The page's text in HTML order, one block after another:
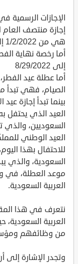
الإجازات الرسمية في
إجازة منتصف العام
هي من 1/2/2022 إلى 18/1/2022.
إلى 8/29/2022
أما عطلة عيد الفطر،
الصيام، فهي تبدأ من 23/5/2022 إلى 26/5/
بينما تبدأ إجازة عيد الأضحى من
العيد الذي يحتفل
السعوديين، والذي
العيد الوطني
للاحتفال بهذا
موعد العطلة، في
العربية السعودية.
نتعرف في هذا
العربية
من وظائفهم
وتجدر الإشارة إلى